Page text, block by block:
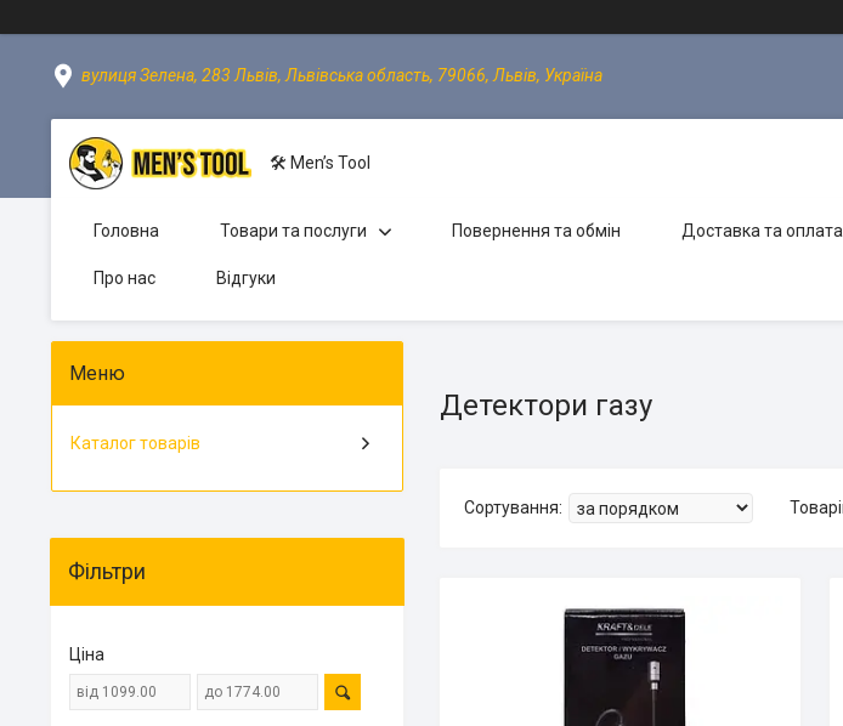
вулиця Зелена, 283 Львів, Львівська область, 79066, Львів, Україна
🛠 Men’s Tool
Головна Товари та послуги Повернення та обмін Доставка та оплата
Про нас Відгуки
Детектори газу
Каталог товарів
Фільтри
Ціна